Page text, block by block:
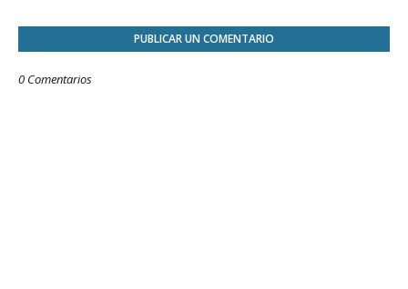
PUBLICAR UN COMENTARIO
0 Comentarios